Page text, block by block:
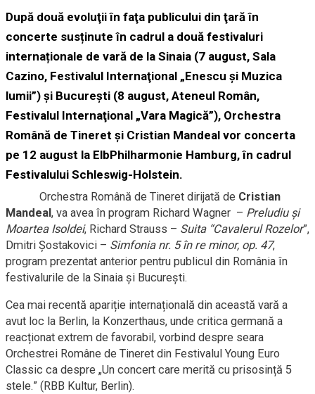
După două evoluţii în faţa publicului din ţară în
concerte susținute în cadrul a două festivaluri
internaționale de vară de la Sinaia (7 august, Sala
Cazino, Festivalul Internaţional „Enescu şi Muzica
lumii”) și București (8 august, Ateneul Român,
Festivalul Internaţional „Vara Magică”), Orchestra
Română de Tineret și Cristian Mandeal vor concerta
pe 12 august la ElbPhilharmonie Hamburg, în cadrul
Festivalului Schleswig-Holstein.
Orchestra Română de Tineret dirijată de Cristian
Mandeal , va avea în program Richard Wagner – Preludiu şi
Moartea Isoldei, Richard Strauss – Suita “Cavalerul Rozelor”,
Dmitri Șostakovici – Simfonia nr. 5 în re minor, op. 47,
program prezentat anterior pentru publicul din România în
festivalurile de la Sinaia şi București.
Cea mai recentă apariție internațională din această vară a
avut loc la Berlin, la Konzerthaus, unde critica germană a
reacționat extrem de favorabil, vorbind despre seara
Orchestrei Române de Tineret din Festivalul Young Euro
Classic ca despre „Un concert care merită cu prisosință 5
stele.” (RBB Kultur, Berlin).